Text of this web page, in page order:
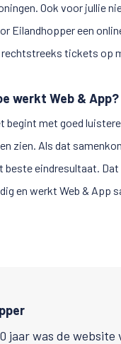
Ook voor jullie
Eilandhopper een
rechtstreeks tickets op
werkt Web & App?
begint met goed
zien. Als dat
beste eindresultaat.
en werkt Web & App
jaar was de